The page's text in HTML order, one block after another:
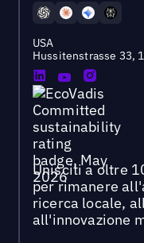
USA
Hussitenstrasse 33,
Unisciti a oltre
per rimanere
ricerca locale,
all'innovazione